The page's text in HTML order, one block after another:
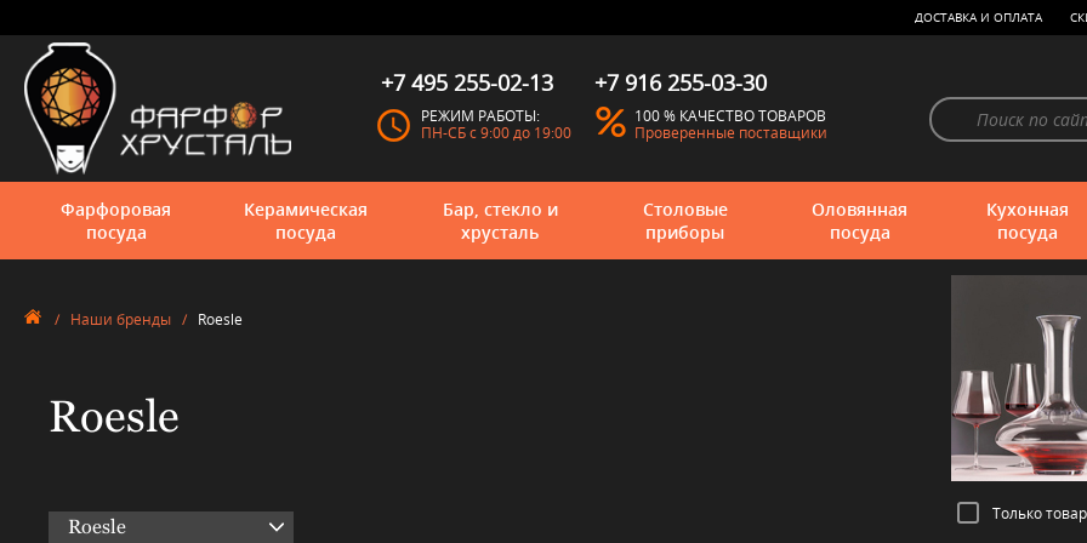
ДОСТАВКА И ОПЛАТА
+7 495 255-02-13
РЕЖИМ РАБОТЫ:
ПН-СБ с 9:00 до 19:00
+7 916 255-03-30
100 % КАЧЕСТВО ТОВАРОВ
Проверенные поставщики
Фарфоровая
посуда
Керамическая
посуда
Бар, стекло и
хрусталь
Столовые
приборы
Оловянная
посуда
Кухонная
посуда
/ Наши бренды / Roesle
Roesle
Roesle
Только